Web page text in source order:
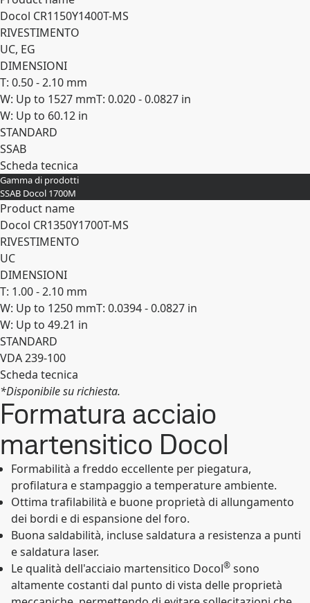
Docol CR​1150Y​1400T-​MS
RIVESTIMENTO
UC, EG
DIMENSIONI
T: 0.50 - 2.10 mm
W: Up to 1527 mmT: 0.020 - 0.0827 in
W: Up to 60.12 in
STANDARD
SSAB
Scheda tecnica
Espandi
Gamma di prodotti
SSAB Docol 1700M
Product name
Docol CR​1350Y​1700T-​MS
RIVESTIMENTO
UC
DIMENSIONI
T: 1.00 - 2.10 mm
W: Up to 1250 mmT: 0.0394 - 0.0827 in
W: Up to 49.21 in
STANDARD
VDA 239-100
Scheda tecnica
Espandi
*Disponibile su richiesta.
Formatura acciaio
martensitico Docol
Formabilità a freddo eccellente per piegatura,
profilatura e stampaggio a temperature ambiente.
Ottima trafilabilità e buone proprietà di allungamento
dei bordi e di espansione del foro.
Buona saldabilità, incluse saldatura a resistenza a punti
e saldatura laser.
Le qualità dell'acciaio martensitico Docol® sono
altamente costanti dal punto di vista delle proprietà